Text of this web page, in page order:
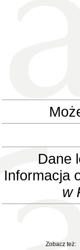
Dane
Informacja
w
Zobacz też: